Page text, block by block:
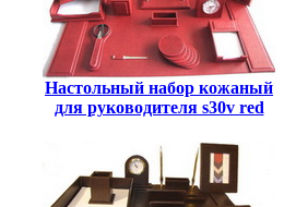
Настольный набор кожаный
для руководителя s30v red